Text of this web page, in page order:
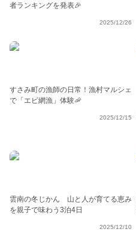
者ランキングを発表🎉
2025/12/26
すさみ町の漁師の日常！漁村マルシェ
で「エビ網漁」体験🦐
2025/12/15
雲南の冬じかん 山と人が育てる恵み
を親子で味わう3泊4日
2025/12/10